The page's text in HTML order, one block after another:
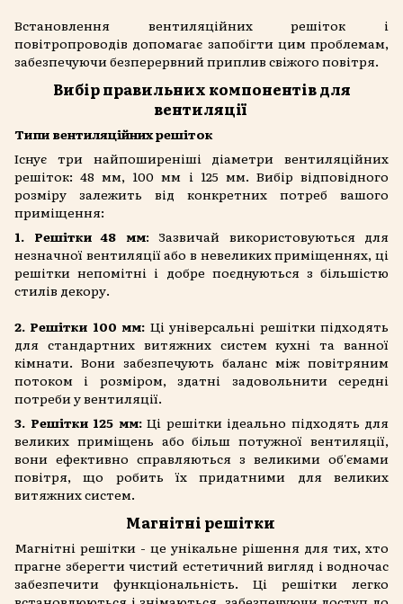
Встановлення вентиляційних решіток і
повітропроводів допомагає запобігти цим проблемам,
забезпечуючи безперервний приплив свіжого повітря.
Вибір правильних компонентів для
вентиляції
Типи вентиляційних решіток
Існує три найпоширеніші діаметри вентиляційних
решіток: 48 мм, 100 мм і 125 мм. Вибір відповідного
розміру залежить від конкретних потреб вашого
приміщення:
1. Решітки 48 мм: Зазвичай використовуються для
незначної вентиляції або в невеликих приміщеннях, ці
решітки непомітні і добре поєднуються з більшістю
стилів декору.
2. Решітки 100 мм: Ці універсальні решітки підходять
для стандартних витяжних систем кухні та ванної
кімнати. Вони забезпечують баланс між повітряним
потоком і розміром, здатні задовольнити середні
потреби у вентиляції.
3. Решітки 125 мм:Ці решітки ідеально підходять для
великих приміщень або більш потужної вентиляції,
вони ефективно справляються з великими об'ємами
повітря, що робить їх придатними для великих
витяжних систем.
Магнітні решітки
Магнітні решітки - це унікальне рішення для тих, хто
прагне зберегти чистий естетичний вигляд і водночас
забезпечити функціональність. Ці решітки легко